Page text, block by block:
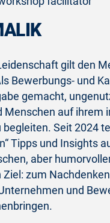
gilt den
Bewerbungs- und
gemacht,
Menschen auf ihrem
begleiten. Seit 2024
Tipps und Insights
aber
zum
und